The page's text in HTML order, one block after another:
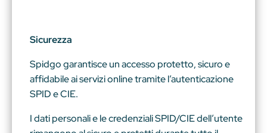
Sicurezza
Spidgo garantisce un accesso protetto, sicuro e
affidabile ai servizi online tramite l’autenticazione
SPID e CIE.
I dati personali e le credenziali SPID/CIE dell’utente